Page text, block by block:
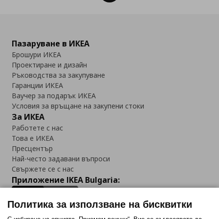
Пазаруване в ИКЕА
Брошури ИКЕА
Проектиране и дизайн
Ръководства за закупуване
Гаранции ИКЕА
Ваучер за подарък ИКЕА
Условия за връщане на закупени стоки
За ИКЕА
Работете с нас
Това е ИКЕА
Пресцентър
Най-често задавани въпроси
Свържете се с нас
Приложение IKEA Bulgaria:
Политика за използване на бисквитки